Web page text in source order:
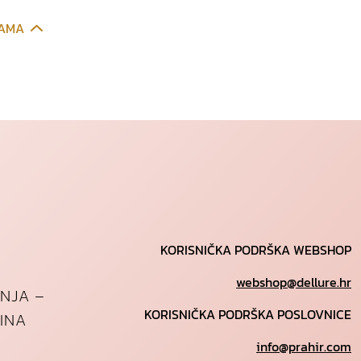
–
KORISNIČKA PODRŠKA WEBSHOP
webshop@dellure.hr
KORISNIČKA PODRŠKA POSLOVNICE
info@prahir.com